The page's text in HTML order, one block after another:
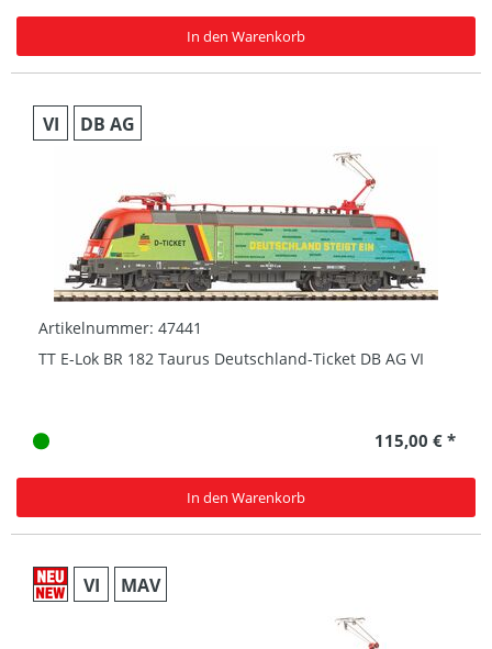
In den Warenkorb
VI DB AG
Artikelnummer: 47441
TT E-Lok BR 182 Taurus Deutschland-Ticket DB AG VI
115,00 € *
In den Warenkorb
VI MAV